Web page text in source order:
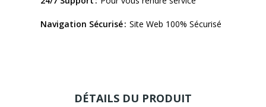
Navigation Sécurisé Site Web 100% Sécurisé
DÉTAILS DU PRODUIT